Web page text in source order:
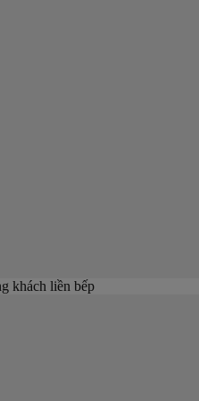
khách liền bếp